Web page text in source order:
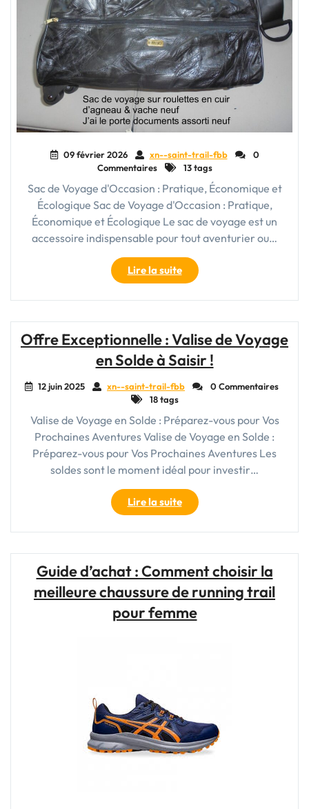
09 février 2026 xn--saint-trail-fbb
0
Commentaires
13 tags
Sac de Voyage d'Occasion : Pratique, Économique et
Écologique Sac de Voyage d'Occasion : Pratique,
Économique et Écologique Le sac de voyage est un
accessoire indispensable pour tout aventurier ou…
Lire la suite"Trouvez
Votre
Compagnon
Idéal
:
pour
Sac
de
Voyage
d’Occasion
Qualité"
Offre Exceptionnelle : Valise de Voyage
en Solde à Saisir !
12 juin 2025 xn--saint-trail-fbb
0 Commentaires
18 tags
Valise de Voyage en Solde : Préparez-vous pour Vos
Prochaines Aventures Valise de Voyage en Solde :
Préparez-vous pour Vos Prochaines Aventures Les
soldes sont le moment idéal pour investir…
Lire la suite"Offre
Exceptionnelle
:
Voyage
en
Solde
à
Guide d’achat : Comment choisir la
meilleure chaussure de running trail
pour femme